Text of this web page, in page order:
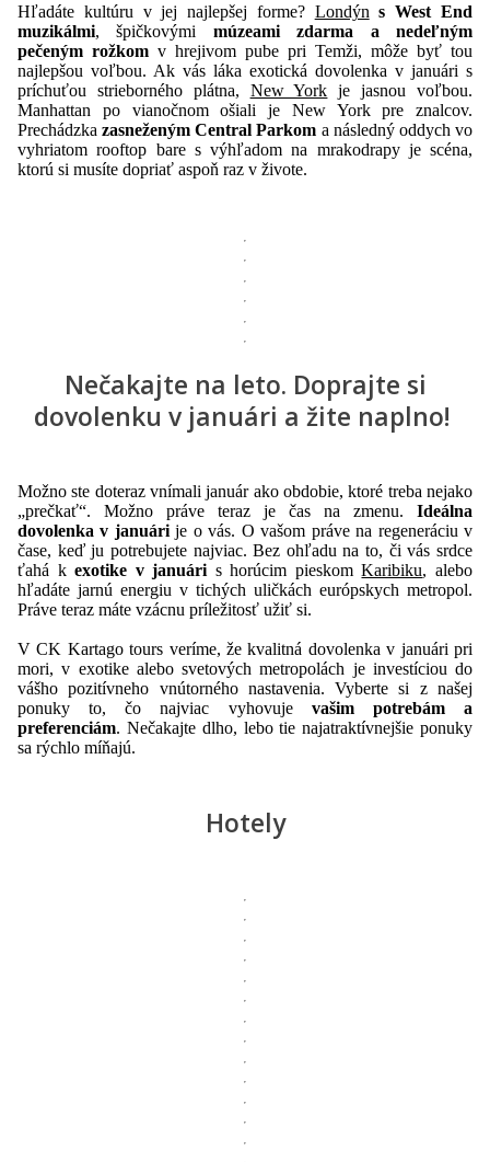
Hľadáte kultúru v jej najlepšej forme? Londýn s West End
muzikálmi, špičkovými múzeami zdarma a nedeľným
pečeným rožkom v hrejivom pube pri Temži, môže byť tou
najlepšou voľbou. Ak vás láka exotická dovolenka v januári s
príchuťou strieborného plátna, New York je jasnou voľbou.
Manhattan po vianočnom ošiali je New York pre znalcov.
Prechádzkazasneženým Central Parkom a následný oddych vo
vyhriatom rooftop bare s výhľadom na mrakodrapy je scéna,
ktorú si musíte dopriať aspoň raz v živote.
Nečakajte na leto. Doprajte si
dovolenku v januári a žite naplno!
Možno ste doteraz vnímali január ako obdobie, ktoré treba nejako
„prečkať“. Možno práve teraz je čas na zmenu. Ideálna
dovolenka v januárije o vás. O vašom práve na regeneráciu v
čase, keď ju potrebujete najviac. Bez ohľadu na to, či vás srdce
ťahá kexotike v januári s horúcim pieskomKaribiku, alebo
hľadáte jarnú energiu v tichých uličkách európskych metropol.
Práve teraz máte vzácnu príležitosť užiť si.
V CK Kartago tours veríme, že kvalitná dovolenka v januári pri
mori, v exotike alebo svetových metropolách je investíciou do
vášho pozitívneho vnútorného nastavenia. Vyberte si z našej
ponuky to, čo najviac vyhovuje vašim potrebám a
preferenciám. Nečakajte dlho, lebo tie najatraktívnejšie ponuky
sa rýchlo míňajú.
Hotely